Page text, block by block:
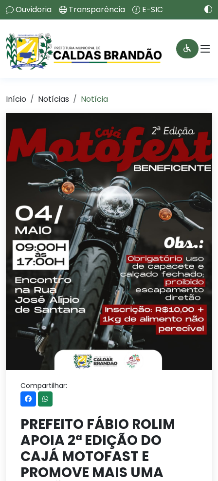
Ouvidoria Transparência E-SIC
Início Notícias Notícia
Compartilhar:
PREFEITO FÁBIO ROLIM
APOIA 2ª EDIÇÃO DO
CAJÁ MOTOFAST E
PROMOVE MAIS UMA